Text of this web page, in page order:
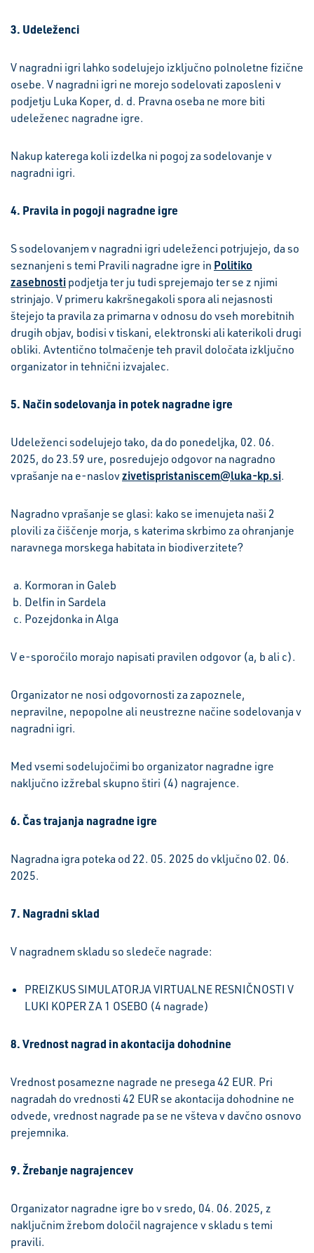
3. Udeleženci
V nagradni igri lahko sodelujejo izključno polnoletne fizične
osebe. V nagradni igri ne morejo sodelovati zaposleni v
podjetju Luka Koper, d. d. Pravna oseba ne more biti
udeleženec nagradne igre.
Nakup katerega koli izdelka ni pogoj za sodelovanje v
nagradni igri.
4. Pravila in pogoji nagradne igre
S sodelovanjem v nagradni igri udeleženci potrjujejo, da so
seznanjeni s temi Pravili nagradne igre in Politiko
zasebnosti podjetja ter ju tudi sprejemajo ter se z njimi
strinjajo. V primeru kakršnegakoli spora ali nejasnosti
štejejo ta pravila za primarna v odnosu do vseh morebitnih
drugih objav, bodisi v tiskani, elektronski ali katerikoli drugi
obliki. Avtentično tolmačenje teh pravil določata izključno
organizator in tehnični izvajalec.
5. Način sodelovanja in potek nagradne igre
Udeleženci sodelujejo tako, da do ponedeljka, 02. 06.
2025, do 23.59 ure, posredujejo odgovor na nagradno
vprašanje na e-naslovzivetispristaniscem@luka-kp.si.
Nagradno vprašanje se glasi: kako se imenujeta naši 2
plovili za čiščenje morja, s katerima skrbimo za ohranjanje
naravnega morskega habitata in biodiverzitete?
Kormoran in Galeb
Delfin in Sardela
Pozejdonka in Alga
V e-sporočilo morajo napisati pravilen odgovor (a, b ali c).
Organizator ne nosi odgovornosti za zapoznele,
nepravilne, nepopolne ali neustrezne načine sodelovanja v
nagradni igri.
Med vsemi sodelujočimi bo organizator nagradne igre
naključno izžrebal skupno štiri (4) nagrajence.
6. Čas trajanja nagradne igre
Nagradna igra poteka od 22. 05. 2025 do vključno 02. 06.
2025.
7. Nagradni sklad
V nagradnem skladu so sledeče nagrade:
PREIZKUS SIMULATORJA VIRTUALNE RESNIČNOSTI V
LUKI KOPER ZA 1 OSEBO (4 nagrade)
8. Vrednost nagrad in akontacija dohodnine
Vrednost posamezne nagrade ne presega 42 EUR. Pri
nagradah do vrednosti 42 EUR se akontacija dohodnine ne
odvede, vrednost nagrade pa se ne všteva v davčno osnovo
prejemnika.
9. Žrebanje nagrajencev
Organizator nagradne igre bo v sredo, 04. 06. 2025, z
naključnim žrebom določil nagrajence v skladu s temi
pravili.